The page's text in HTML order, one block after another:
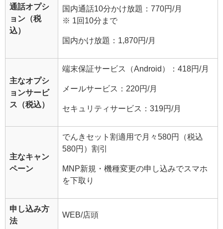
通話オプシ
ョン（税
込）
国内通話10分かけ放題：770円/月
※ 1回10分まで
国内かけ放題：1,870円/月
主なオプシ
ョンサービ
ス（税込）
端末保証サービス（Android）：418円/月
メールサービス：220円/月
セキュリティサービス：319円/月
主なキャン
ペーン
でんきセット割適用で月々580円（税込
580円）割引
MNP新規・機種変更の申し込みでスマホ
を下取り
申し込み方
法
WEB/店頭